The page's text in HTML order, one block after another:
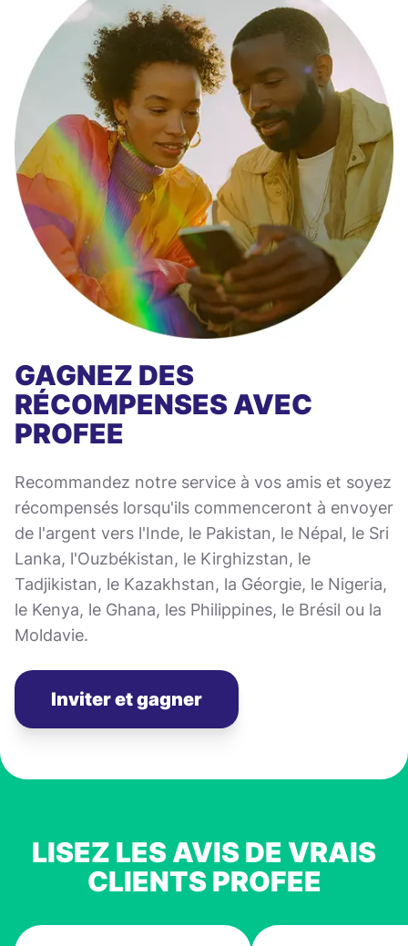
GAGNEZ DES
RÉCOMPENSES AVEC
PROFEE
Recommandez notre service à vos amis et soyez
récompensés lorsqu'ils commenceront à envoyer
de l'argent vers l'Inde, le Pakistan, le Népal, le Sri
Lanka, l'Ouzbékistan, le Kirghizstan, le
Tadjikistan, le Kazakhstan, la Géorgie, le Nigeria,
le Kenya, le Ghana, les Philippines, le Brésil ou la
Moldavie.
Inviter et gagner
LISEZ LES AVIS DE VRAIS
CLIENTS PROFEE